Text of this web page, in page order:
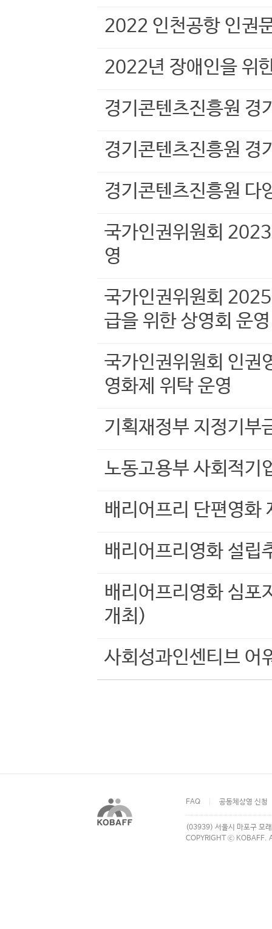
2022 인천공항 인권
2022년 장애인을 위
경기콘텐츠진흥원 경
경기콘텐츠진흥원 경
경기콘텐츠진흥원 다
국가인권위원회
영
국가인권위원회
급을 위한 상영회 운영
국가인권위원회 인권
영화제 위탁 운영
기획재정부 지정기부
노동고용부 사회적기
배리어프리 단편영
배리어프리영화 설립
배리어프리영화 심포
개최)
사회성과인센티브 어
FAQ 공동체상영 신청
(03939) 서울시 마포구 모
COPYRIGHT ⓒ KOBAFF.